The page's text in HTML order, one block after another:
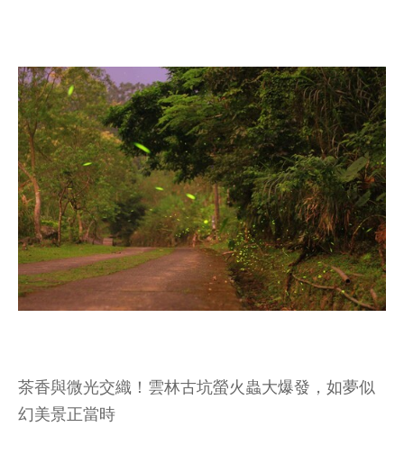
茶香與微光交織！雲林古坑螢火蟲大爆發，如夢似
幻美景正當時